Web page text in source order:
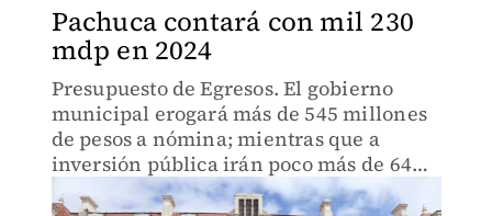
Pachuca contará con mil 230
mdp en 2024
Presupuesto de Egresos. El gobierno
municipal erogará más de 545 millones
de pesos a nómina; mientras que a
inversión pública irán poco más de 64
millones